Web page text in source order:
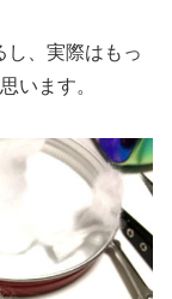
し、実際はもっ
います。